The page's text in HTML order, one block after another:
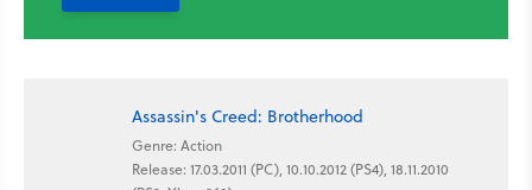
Assassin's Creed: Brotherhood
Genre: Action
Release: 17.03.2011 (PC), 10.10.2012 (PS4), 18.11.2010